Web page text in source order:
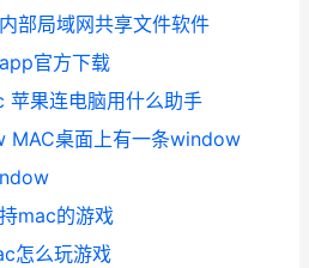
部局域网共享文件软件
官方下载
果连电脑用什么助手
MAC桌面上有一条window
mac的游戏
怎么玩游戏